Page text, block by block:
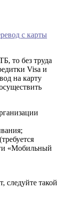
с карты
то без труда
Visa и
на карту
«Мобильный
следуйте такой